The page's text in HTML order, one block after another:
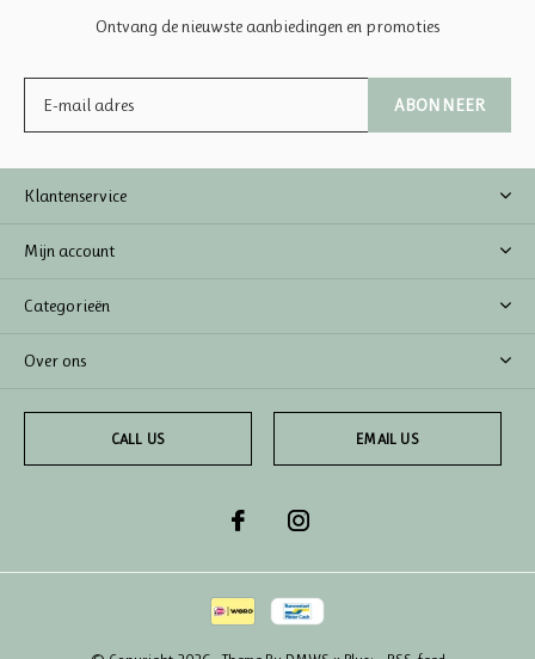
Ontvang de nieuwste aanbiedingen en promoties
ABONNEER
Klantenservice
Mijn account
Categorieën
Over ons
CALL US EMAIL US